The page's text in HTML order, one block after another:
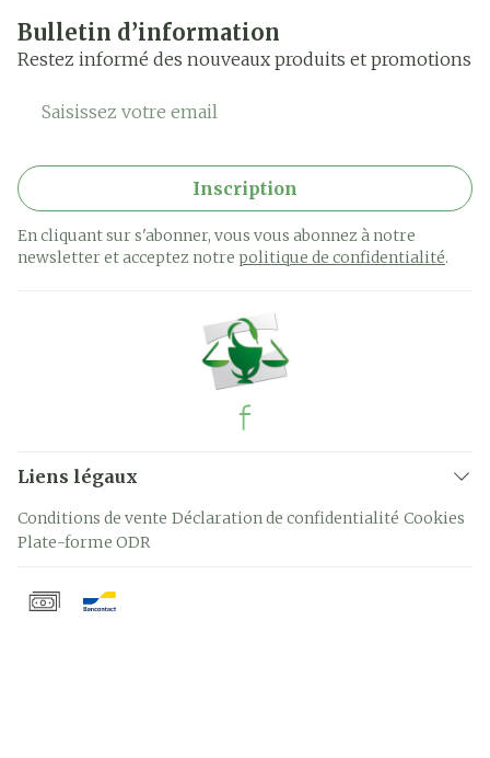
Bulletin d’information
Restez informé des nouveaux produits et promotions
Adresse mail
Inscription
En cliquant sur s'abonner, vous vous abonnez à notre
newsletter et acceptez notre politique de confidentialité.
Liens légaux
Conditions de vente Déclaration de confidentialité Cookies
Plate-forme ODR